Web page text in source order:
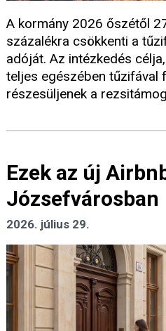
A kormány 2026 őszétől
százalékra csökkenti a
adóját. Az intézkedés
teljes egészében tűzifával
részesüljenek a
Ezek az új
Józsefvárosban
2026. július 29.